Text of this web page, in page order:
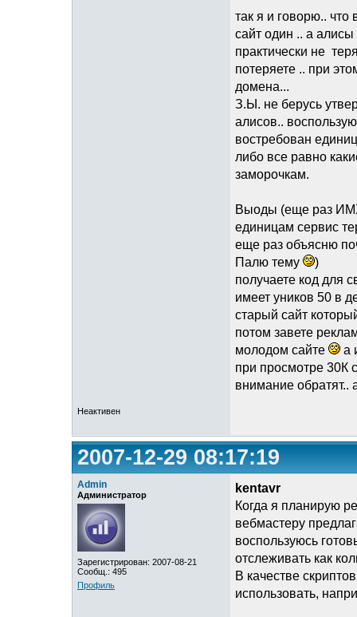
так я и говорю.. что
сайт один .. а
практически не
потеряете .. при
домена...
З.Ы. не берусь
алисов..
востребован
либо все равно
заморочкам.
Выоды (еще раз
единицам сервис
еще раз объясню
Палю тему
)
получаете код для
имеет уников 50 в
старый сайт
потом завете
молодом сайте
а
при просмотре 30К
внимание обратят..
Неактивен
2007-12-29 08:17:19
Admin
Администратор
Зарегистрирован: 2007-08-21
Сообщ.: 495
Профиль
kentavr
Когда я планирую
вебмастеру
воспользуюсь
отслеживать как
В качестве
использовать,